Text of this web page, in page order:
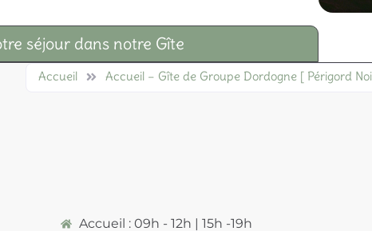
séjour dans notre Gîte
Accueil Accueil – Gîte de Groupe Dordogne [ Périgord
Accueil : 09h - 12h | 15h -19h